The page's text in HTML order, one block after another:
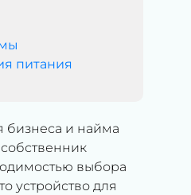
питания
и найма
выбора
устройство для